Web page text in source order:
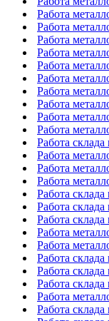
Работа
Работа
Работа
Работа
Работа
Работа
Работа
Работа
Работа
Работа
Работа
Работа
Работа
Работа
Работа
Работа
Работа
Работа
Работа
Работа
Работа
Работа
Работа
Работа